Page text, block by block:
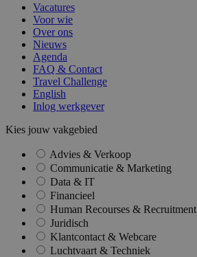
Vacatures
Voor wie
Over ons
Nieuws
Agenda
FAQ & Contact
Travel Challenge
English
Inlog werkgever
Kies jouw vakgebied
Advies & Verkoop
Communicatie & Marketing
Data & IT
Financieel
Human Recourses & Recruitment
Juridisch
Klantcontact & Webcare
Luchtvaart & Techniek